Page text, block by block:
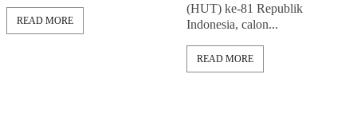
READ MORE
(HUT) ke-81 Republik
Indonesia, calon...
READ MORE